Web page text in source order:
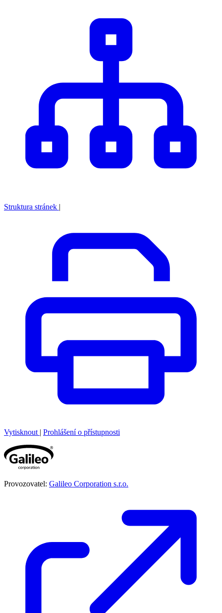
Struktura stránek |
Vytisknout | Prohlášení o přístupnosti
Provozovatel: Galileo Corporation s.r.o.